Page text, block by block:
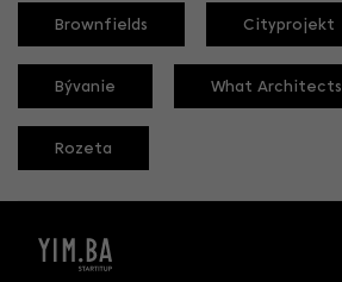
Brownfields Cityprojekt
Bývanie What Architects
Rozeta